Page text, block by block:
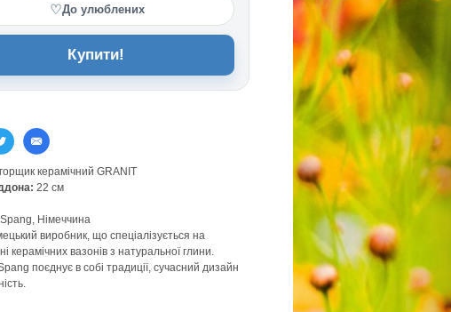
♡До улюблених
Купити!
керамiчний GRANIT
22 см
Spang, Німеччина
виробник, що спеціалізується на
керамічних вазонів з натуральної глини.
поєднує в собі традиції, сучасний дизайн